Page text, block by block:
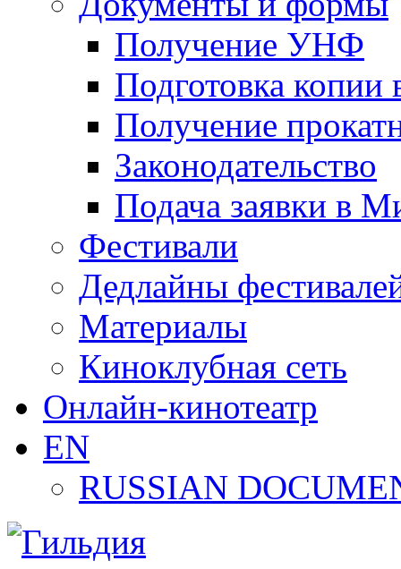
Получение УНФ
Подготовка копии
Получение
Законодательство
Подача заявки в
Фестивали
Дедлайны
Материалы
Киноклубная сеть
Онлайн-кинотеатр
EN
RUSSIAN